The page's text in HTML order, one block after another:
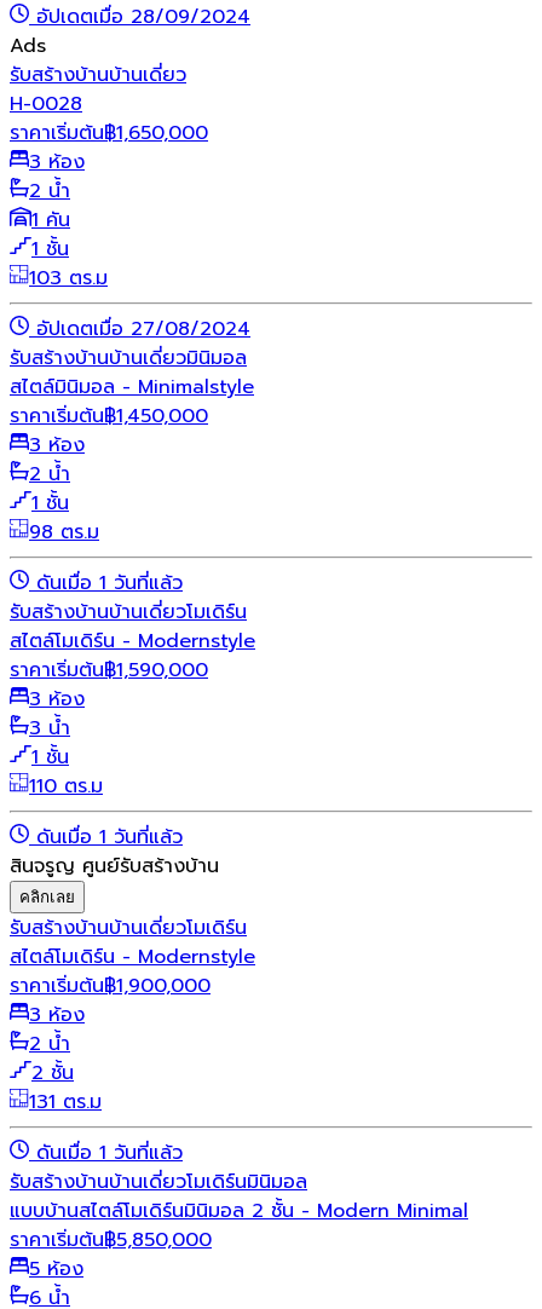
อัปเดตเมื่อ 28/09/2024
Ads
รับสร้างบ้านบ้านเดี่ยว
H-0028
ราคาเริ่มต้น฿1,650,000
3 ห้อง
2 น้ำ
1 คัน
1 ชั้น
103 ตร.ม
อัปเดตเมื่อ 27/08/2024
รับสร้างบ้านบ้านเดี่ยวมินิมอล
สไตล์มินิมอล - Minimalstyle
ราคาเริ่มต้น฿1,450,000
3 ห้อง
2 น้ำ
1 ชั้น
98 ตร.ม
ดันเมื่อ 1 วันที่แล้ว
รับสร้างบ้านบ้านเดี่ยวโมเดิร์น
สไตล์โมเดิร์น - Modernstyle
ราคาเริ่มต้น฿1,590,000
3 ห้อง
3 น้ำ
1 ชั้น
110 ตร.ม
ดันเมื่อ 1 วันที่แล้ว
สินจรูญ ศูนย์รับสร้างบ้าน
คลิกเลย
รับสร้างบ้านบ้านเดี่ยวโมเดิร์น
สไตล์โมเดิร์น - Modernstyle
ราคาเริ่มต้น฿1,900,000
3 ห้อง
2 น้ำ
2 ชั้น
131 ตร.ม
ดันเมื่อ 1 วันที่แล้ว
รับสร้างบ้านบ้านเดี่ยวโมเดิร์นมินิมอล
แบบบ้านสไตล์โมเดิร์นมินิมอล 2 ชั้น - Modern Minimal
ราคาเริ่มต้น฿5,850,000
5 ห้อง
6 น้ำ